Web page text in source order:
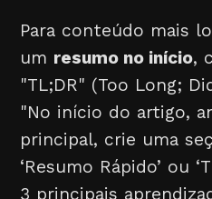
Para conteúdo mais
um resumo no início,
"TL;DR" (Too Long;
"No início do artigo,
principal, crie uma
‘Resumo Rápido’ ou
3 principais